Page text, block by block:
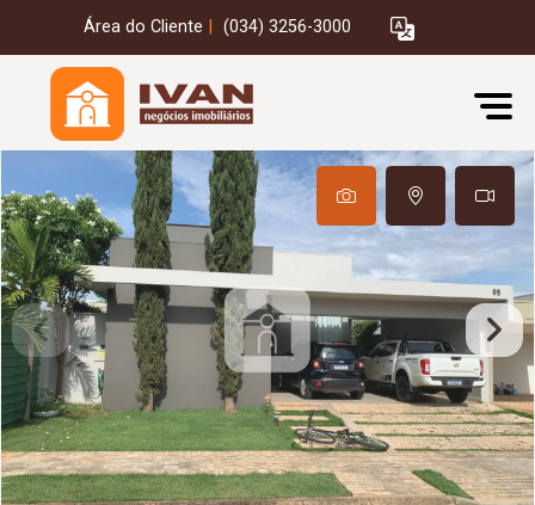
Área do Cliente (034) 3256-3000